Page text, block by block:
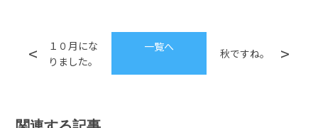
１０月にな
りました。
一覧へ 秋ですね。